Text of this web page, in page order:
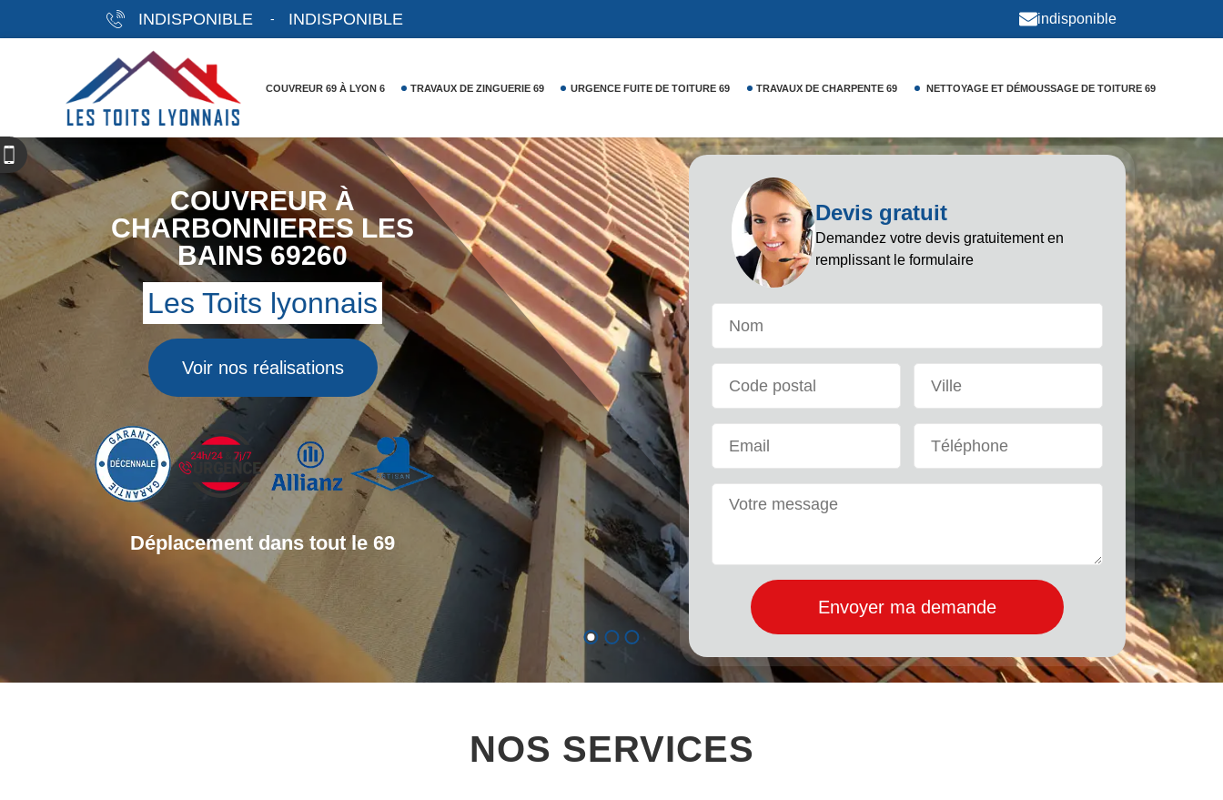
INDISPONIBLE - INDISPONIBLE indisponible
COUVREUR 69 À LYON 6 TRAVAUX DE ZINGUERIE 69 URGENCE FUITE DE TOITURE 69 TRAVAUX DE CHARPENTE 69 NETTOYAGE ET DÉMOUSSAGE DE TOITURE 69
COUVREUR À
CHARBONNIERES LES
BAINS 69260
Les Toits lyonnais
Voir nos réalisations
Déplacement dans tout le 69
Devis gratuit
Demandez votre devis gratuitement en
remplissant le formulaire
NOS SERVICES